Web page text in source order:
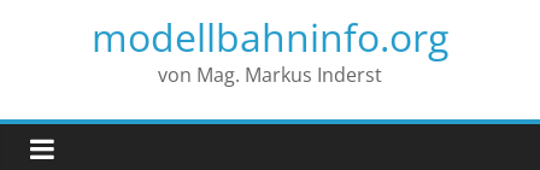
modellbahninfo.org
von Mag. Markus Inderst